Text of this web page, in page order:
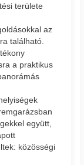
területe
az
található.
a praktikus
együtt,
közösségi